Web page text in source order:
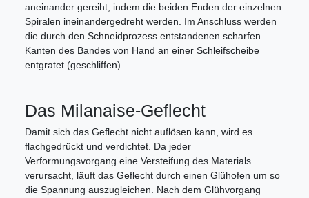
aneinander gereiht, indem die beiden Enden der einzelnen
Spiralen ineinandergedreht werden. Im Anschluss werden
die durch den Schneidprozess entstandenen scharfen
Kanten des Bandes von Hand an einer Schleifscheibe
entgratet (geschliffen).
Das Milanaise-Geflecht
Damit sich das Geflecht nicht auflösen kann, wird es
flachgedrückt und verdichtet. Da jeder
Verformungsvorgang eine Versteifung des Materials
verursacht, läuft das Geflecht durch einen Glühofen um so
die Spannung auszugleichen. Nach dem Glühvorgang